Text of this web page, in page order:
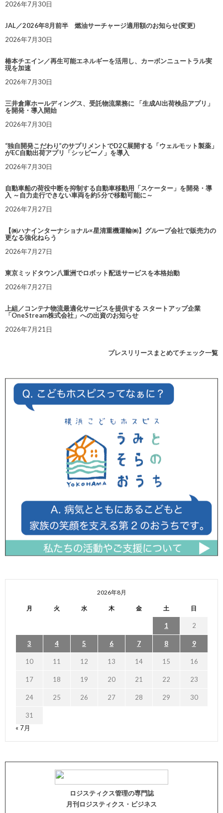
2026年7月30日
JAL／2026年8月前半 燃油サーチャージ適用額のお知らせ(変更)
2026年7月30日
椿本チエイン／再生可能エネルギーを活用し、カーボンニュートラル実
現を加速
2026年7月30日
三井倉庫ホールディングス、受託物流業務に 「生成AI出荷検品アプリ」
を開発・導入開始
2026年7月30日
“独自開発こだわり”のサプリメントでD2C展開する「ウェルモット製薬」
がEC自動出荷アプリ「シッピーノ」を導入
2026年7月30日
自動車船の荷役中断を抑制する自動車移動用「スケーター」を開発・導
入 ～自力走行できない車両を約5分で移動可能に～
2026年7月27日
【㈱ハナインターナショナル×星清重機運輸㈱】グループ会社で販売力の
更なる強化ねらう
2026年7月27日
東京ミッドタウン八重洲でロボット配送サービスを本格始動
2026年7月27日
上組／コンテナ物流最適化サービスを提供する スタートアップ企業
「OneStream株式会社」への出資のお知らせ
2026年7月21日
プレスリリースまとめてチェック一覧
2026年8月
月 火 水 木 金 土 日
1 2
3 4 5 6 7 8 9
10 11 12 13 14 15 16
17 18 19 20 21 22 23
24 25 26 27 28 29 30
31
« 7月
ロジスティクス管理の専門誌
月刊ロジスティクス・ビジネス